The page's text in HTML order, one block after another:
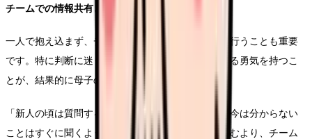
チームでの情報共有とサポート体制の活用
一人で抱え込まず、チームで情報を共有し、判断を行うことも重要
です。特に判断に迷う場合は、先輩や医師に相談する勇気を持つこ
とが、結果的に母子の安全につながります。
「新人の頃は質問することに躊躇していましたが、今は分からない
ことはすぐに聞くようにしています。一人で抱え込むより、チーム